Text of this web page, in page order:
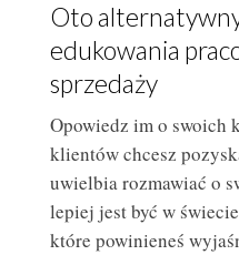
Oto
edukowania
sprzedaży
Opowiedz im o swoich
klientów chcesz
uwielbia rozmawiać o
lepiej jest być w
które powinieneś